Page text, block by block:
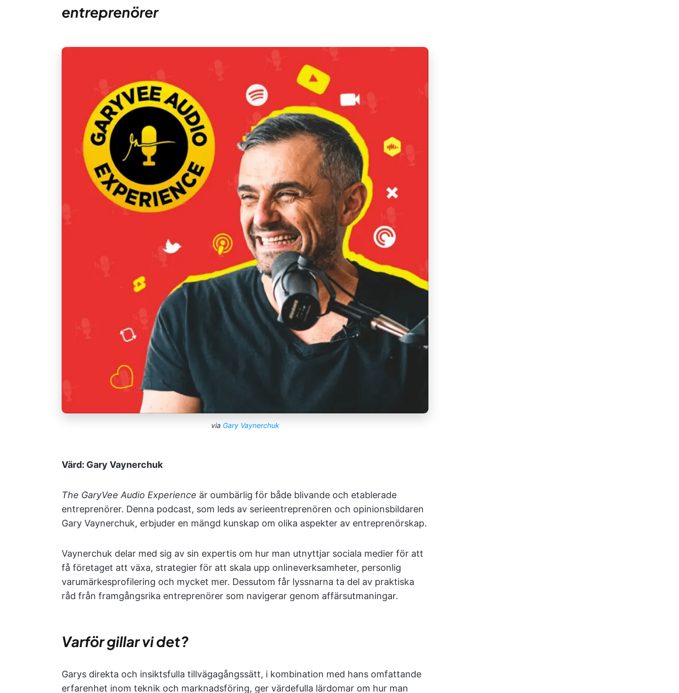
entreprenörer
via Gary Vaynerchuk
Värd: Gary Vaynerchuk
The GaryVee Audio Experience är oumbärlig för både blivande och etablerade
entreprenörer. Denna podcast, som leds av serieentreprenören och opinionsbildaren
Gary Vaynerchuk, erbjuder en mängd kunskap om olika aspekter av entreprenörskap.
Vaynerchuk delar med sig av sin expertis om hur man utnyttjar sociala medier för att
få företaget att växa, strategier för att skala upp onlineverksamheter, personlig
varumärkesprofilering och mycket mer. Dessutom får lyssnarna ta del av praktiska
råd från framgångsrika entreprenörer som navigerar genom affärsutmaningar.
Varför gillar vi det?
Garys direkta och insiktsfulla tillvägagångssätt, i kombination med hans omfattande
erfarenhet inom teknik och marknadsföring, ger värdefulla lärdomar om hur man